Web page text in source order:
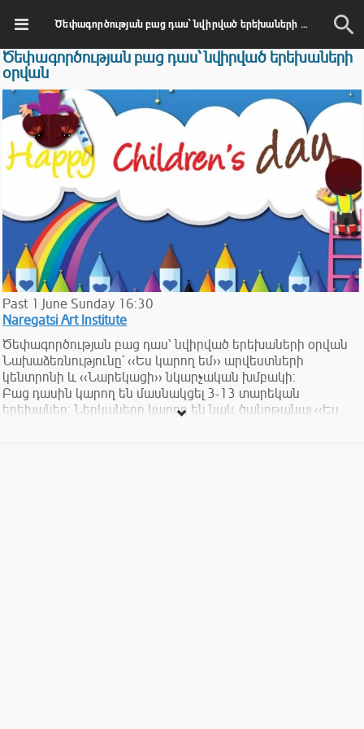
Ծեփագործության բաց դաս՝ նվիրված երեխաների օրվան
Ծեփագործության բաց դաս՝ նվիրված երեխաների
օրվան
Past 1 June Sunday 16:30
Naregatsi Art Institute
Ծեփագործության բաց դաս՝ նվիրված երեխաների օրվան
Նախաձեռնությունը` ‹‹Ես կարող եմ›› արվեստների
կենտրոնի և ‹‹Նարեկացի›› նկարչական խմբակի:
Բաց դասին կարող են մասնակցել 3-13 տարեկան
երեխաներ: Ներկաները կարող են նաև ծանոթանալ ‹‹Ես